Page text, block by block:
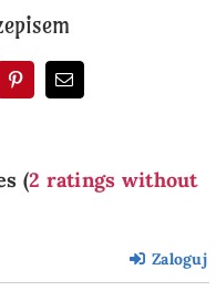
(2 ratings without
Zaloguj